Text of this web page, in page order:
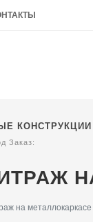
КОНСТРУКЦИИ
Заказ:
на металлокаркасе